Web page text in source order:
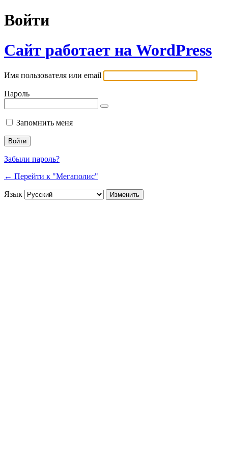
Войти
Сайт работает на WordPress
Имя пользователя или email
Пароль
Запомнить меня
Забыли пароль?
← Перейти к "Мегаполис"
Язык